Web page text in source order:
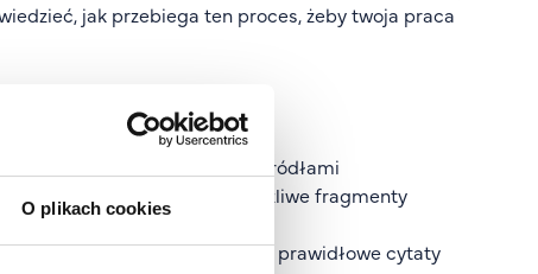
O plikach cookies
jak przebiega ten proces, żeby twoja praca
do systemu JSA
referencyjnymi i innymi źródłami
podobieństwa i możliwe fragmenty
fragmenty to plagiat, czy prawidłowe cytaty